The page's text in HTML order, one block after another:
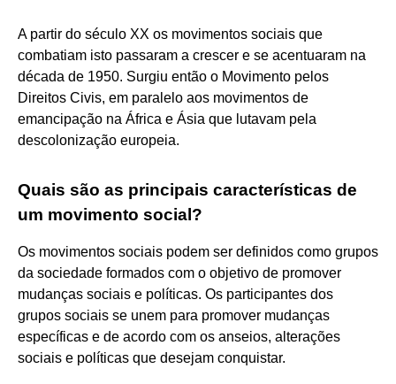
A partir do século XX os movimentos sociais que
combatiam isto passaram a crescer e se acentuaram na
década de 1950. Surgiu então o Movimento pelos
Direitos Civis, em paralelo aos movimentos de
emancipação na África e Ásia que lutavam pela
descolonização europeia.
Quais são as principais características de
um movimento social?
Os movimentos sociais podem ser definidos como grupos
da sociedade formados com o objetivo de promover
mudanças sociais e políticas. Os participantes dos
grupos sociais se unem para promover mudanças
específicas e de acordo com os anseios, alterações
sociais e políticas que desejam conquistar.